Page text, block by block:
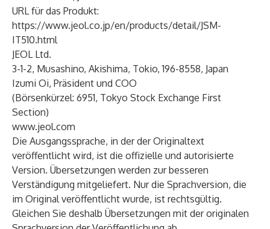
URL für das Produkt:
https://www.jeol.co.jp/en/products/detail/JSM-
IT510.html
JEOL Ltd.
3-1-2, Musashino, Akishima, Tokio, 196-8558, Japan
Izumi Oi, Präsident und COO
(Börsenkürzel: 6951, Tokyo Stock Exchange First
Section)
www.jeol.com
Die Ausgangssprache, in der der Originaltext
veröffentlicht wird, ist die offizielle und autorisierte
Version. Übersetzungen werden zur besseren
Verständigung mitgeliefert. Nur die Sprachversion, die
im Original veröffentlicht wurde, ist rechtsgültig.
Gleichen Sie deshalb Übersetzungen mit der originalen